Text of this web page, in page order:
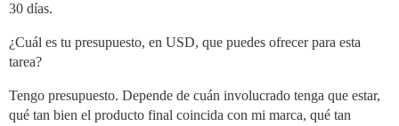
30 días.
¿Cuál es tu presupuesto, en USD, que puedes ofrecer para esta
tarea?
Tengo presupuesto. Depende de cuán involucrado tenga que estar,
qué tan bien el producto final coincida con mi marca, qué tan